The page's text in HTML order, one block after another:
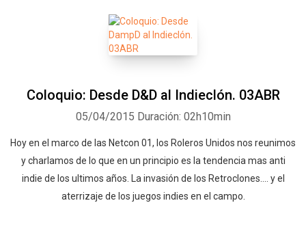
Coloquio: Desde D&D al Indieclón. 03ABR
05/04/2015 Duración: 02h10min
Hoy en el marco de las Netcon 01, los Roleros Unidos nos reunimos
y charlamos de lo que en un principio es la tendencia mas anti
indie de los ultimos años. La invasión de los Retroclones.... y el
aterrizaje de los juegos indies en el campo.